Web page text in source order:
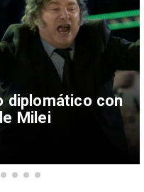
diplomático con
Milei